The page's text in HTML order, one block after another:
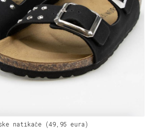
natikače (49,95 eura)